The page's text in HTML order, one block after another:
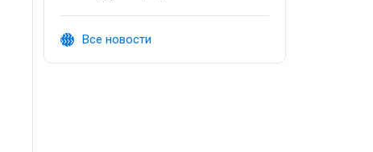
Все новости